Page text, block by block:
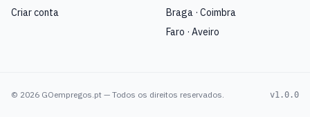
Criar conta
Braga · Coimbra
Faro · Aveiro
© 2026 GOempregos.pt — Todos os direitos reservados. v1.0.0